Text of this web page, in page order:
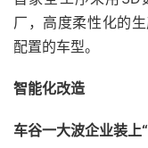
厂，高度柔性化的
配置的车型。
智能化改造
车谷一大波企业装上